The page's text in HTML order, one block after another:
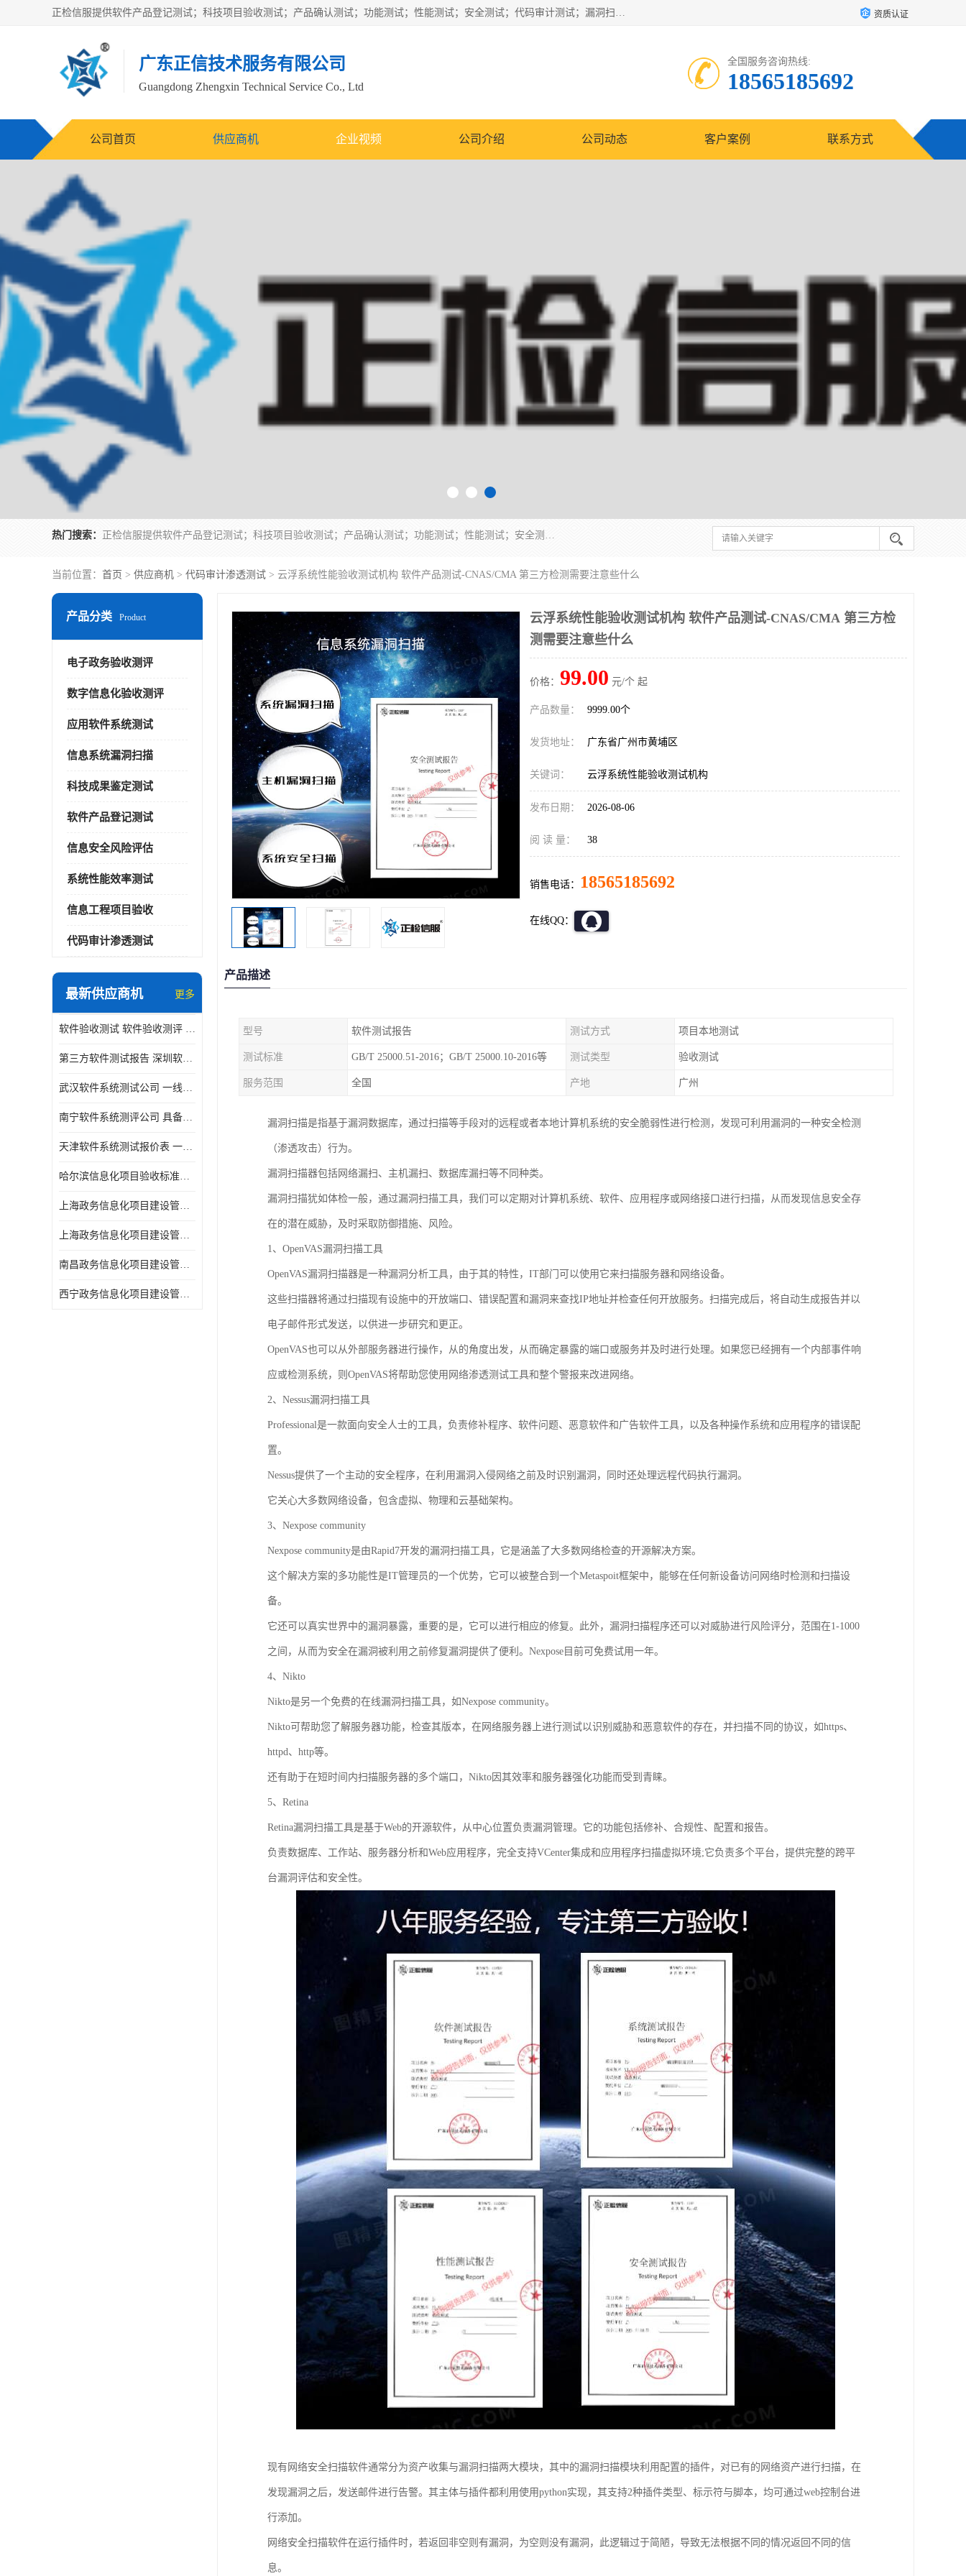
正检信服提供软件产品登记测试；科技项目验收测试；产品确认测试；功能测试；性能测试；安全测试；代码审计测试；漏洞扫描测试；渗透测试；风险评估测试；信息安全等级保护测评；双软认定；实验室建设质量体系建设；软件着作权、软件评测等服务。 资质认证
广东正信技术服务有限公司
Guangdong Zhengxin Technical Service Co., Ltd
全国服务咨询热线:
18565185692
公司首页 供应商机 企业视频 公司介绍 公司动态 客户案例 联系方式
热门搜索： 正检信服提供软件产品登记测试；科技项目验收测试；产品确认测试；功能测试；性能测试；安全测试；代码审计测试；漏洞扫描测试；渗透测试；风险评估测试；信息安全等级保护测评；双软认定；实验室建设质量体系建设；软件着作权、软件评测等服务。
当前位置： 首页 > 供应商机 > 代码审计渗透测试 > 云浮系统性能验收测试机构 软件产品测试-CNAS/CMA 第三方检测需要注意些什么
产品分类 Product
电子政务验收测评
数字信息化验收测评
应用软件系统测试
信息系统漏洞扫描
科技成果鉴定测试
软件产品登记测试
信息安全风险评估
系统性能效率测试
信息工程项目验收
代码审计渗透测试
最新供应商机 更多
软件验收测试 软件验收测评 软件确认测试标准及测试方法
第三方软件测试报告 深圳软件测评报告 安全验收测试报告
武汉软件系统测试公司 一线实验室 测试大概是需要多久时间呢
南宁软件系统测评公司 具备CMA/CNAS资质 出具正规测试报告
天津软件系统测试报价表 一线实验室 了解更多的测试信息
哈尔滨信息化项目验收标准单位
上海政务信息化项目建设管理办法价格
上海政务信息化项目建设管理办法机构
南昌政务信息化项目建设管理办法实验室
西宁政务信息化项目建设管理办法报告
云浮系统性能验收测试机构 软件产品测试-CNAS/CMA 第三方检
测需要注意些什么
价格： 99.00 元/个 起
产品数量： 9999.00个
发货地址： 广东省广州市黄埔区
关键词： 云浮系统性能验收测试机构
发布日期： 2026-08-06
阅 读 量： 38
销售电话： 18565185692
在线QQ：
产品描述
型号 软件测试报告 测试方式 项目本地测试
测试标准 GB/T 25000.51-2016；GB/T 25000.10-2016等 测试类型 验收测试
服务范围 全国 产地 广州
漏洞扫描是指基于漏洞数据库，通过扫描等手段对的远程或者本地计算机系统的安全脆弱性进行检测，发现可利用漏洞的一种安全检测
（渗透攻击）行为。
漏洞扫描器包括网络漏扫、主机漏扫、数据库漏扫等不同种类。
漏洞扫描犹如体检一般，通过漏洞扫描工具，我们可以定期对计算机系统、软件、应用程序或网络接口进行扫描，从而发现信息安全存
在的潜在威胁，及时采取防御措施、风险。
1、OpenVAS漏洞扫描工具
OpenVAS漏洞扫描器是一种漏洞分析工具，由于其的特性，IT部门可以使用它来扫描服务器和网络设备。
这些扫描器将通过扫描现有设施中的开放端口、错误配置和漏洞来查找IP地址并检查任何开放服务。扫描完成后，将自动生成报告并以
电子邮件形式发送，以供进一步研究和更正。
OpenVAS也可以从外部服务器进行操作，从的角度出发，从而确定暴露的端口或服务并及时进行处理。如果您已经拥有一个内部事件响
应或检测系统，则OpenVAS将帮助您使用网络渗透测试工具和整个警报来改进网络。
2、Nessus漏洞扫描工具
Professional是一款面向安全人士的工具，负责修补程序、软件问题、恶意软件和广告软件工具，以及各种操作系统和应用程序的错误配
置。
Nessus提供了一个主动的安全程序，在利用漏洞入侵网络之前及时识别漏洞，同时还处理远程代码执行漏洞。
它关心大多数网络设备，包含虚拟、物理和云基础架构。
3、Nexpose community
Nexpose community是由Rapid7开发的漏洞扫描工具，它是涵盖了大多数网络检查的开源解决方案。
这个解决方案的多功能性是IT管理员的一个优势，它可以被整合到一个Metaspoit框架中，能够在任何新设备访问网络时检测和扫描设
备。
它还可以真实世界中的漏洞暴露，重要的是，它可以进行相应的修复。此外，漏洞扫描程序还可以对威胁进行风险评分，范围在1-1000
之间，从而为安全在漏洞被利用之前修复漏洞提供了便利。Nexpose目前可免费试用一年。
4、Nikto
Nikto是另一个免费的在线漏洞扫描工具，如Nexpose community。
Nikto可帮助您了解服务器功能，检查其版本，在网络服务器上进行测试以识别威胁和恶意软件的存在，并扫描不同的协议，如https、
httpd、http等。
还有助于在短时间内扫描服务器的多个端口，Nikto因其效率和服务器强化功能而受到青睐。
5、Retina
Retina漏洞扫描工具是基于Web的开源软件，从中心位置负责漏洞管理。它的功能包括修补、合规性、配置和报告。
负责数据库、工作站、服务器分析和Web应用程序，完全支持VCenter集成和应用程序扫描虚拟环境;它负责多个平台，提供完整的跨平
台漏洞评估和安全性。
现有网络安全扫描软件通常分为资产收集与漏洞扫描两大模块，其中的漏洞扫描模块利用配置的插件，对已有的网络资产进行扫描，在
发现漏洞之后，发送邮件进行告警。其主体与插件都利用使用python实现，其支持2种插件类型、标示符与脚本，均可通过web控制台进
行添加。
网络安全扫描软件在运行插件时，若返回非空则有漏洞，为空则没有漏洞，此逻辑过于简陋，导致无法根据不同的情况返回不同的信
息。